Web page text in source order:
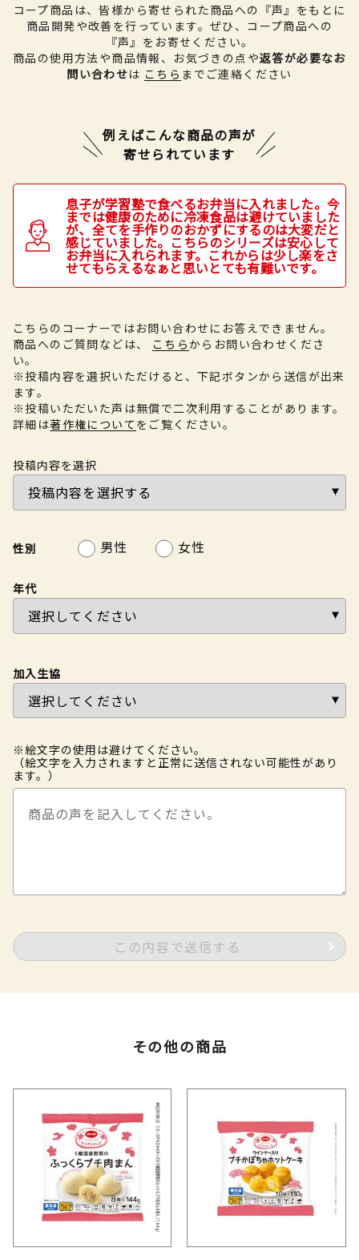
コープ商品は、皆様から寄せられた商品への『声』をもとに
商品開発や改善を行っています。 ぜひ、コープ商品への
『声』をお寄せください。
商品の使用方法や商品情報、お気づきの点や返答が必要なお
問い合わせは こちら までご連絡ください
例えばこんな商品の声が
寄せられています
息子が学習塾で食べるお弁当に入れました。今
までは健康のために冷凍食品は避けていました
が、全てを手作りのおかずにするのは大変だと
感じていました。こちらのシリーズは安心して
お弁当に入れられます。これからは少し楽をさ
せてもらえるなぁと思いとても有難いです。
こちらのコーナーではお問い合わせにお答えできません。
商品へのご質問などは、
こちらからお問い合わせくださ
い。
※投稿内容を選択いただけると、下記ボタンから送信が出来
ます。
※投稿いただいた声は無償で二次利用することがあります。
詳細は著作権について をご覧ください。
投稿内容を選択
性別 男性 女性
年代
加入生協
※絵文字の使用は避けてください。
（絵文字を入力されますと正常に送信されない可能性があり
ます。）
この内容で送信する
その他の商品